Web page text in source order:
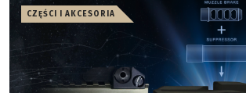
CZĘŚCI I AKCESORIA